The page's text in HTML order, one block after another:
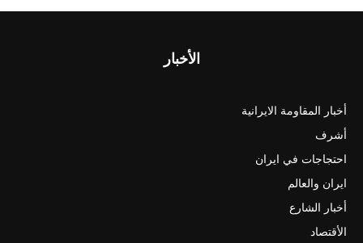
الأخبار
أخبار المقاومة الايرانية
أشرف
احتجاجات في ايران
ايران والعالم
أخبار الشارع
الأقتصاد